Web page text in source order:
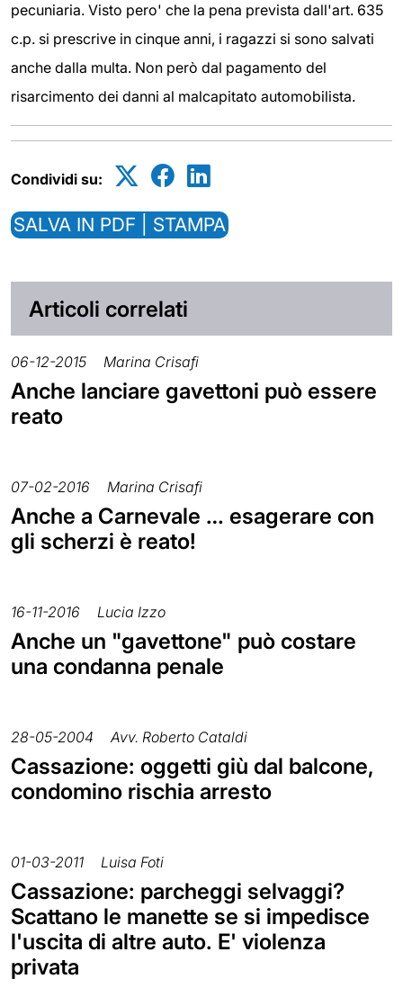
pecuniaria. Visto pero' che la pena prevista dall'art. 635
c.p. si prescrive in cinque anni, i ragazzi si sono salvati
anche dalla multa. Non però dal pagamento del
risarcimento dei danni al malcapitato automobilista.
Condividi su:
SALVA IN PDF | STAMPA
Articoli correlati
06-12-2015 Marina Crisafi
Anche lanciare gavettoni può essere
reato
07-02-2016 Marina Crisafi
Anche a Carnevale … esagerare con
gli scherzi è reato!
16-11-2016 Lucia Izzo
Anche un "gavettone" può costare
una condanna penale
28-05-2004 Avv. Roberto Cataldi
Cassazione: oggetti giù dal balcone,
condomino rischia arresto
01-03-2011 Luisa Foti
Cassazione: parcheggi selvaggi?
Scattano le manette se si impedisce
l'uscita di altre auto. E' violenza
privata